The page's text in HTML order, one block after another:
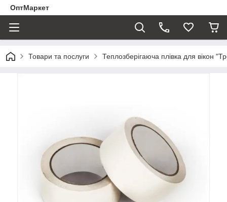
ОптМаркет
Товари та послуги Теплозберігаюча плівка для вікон